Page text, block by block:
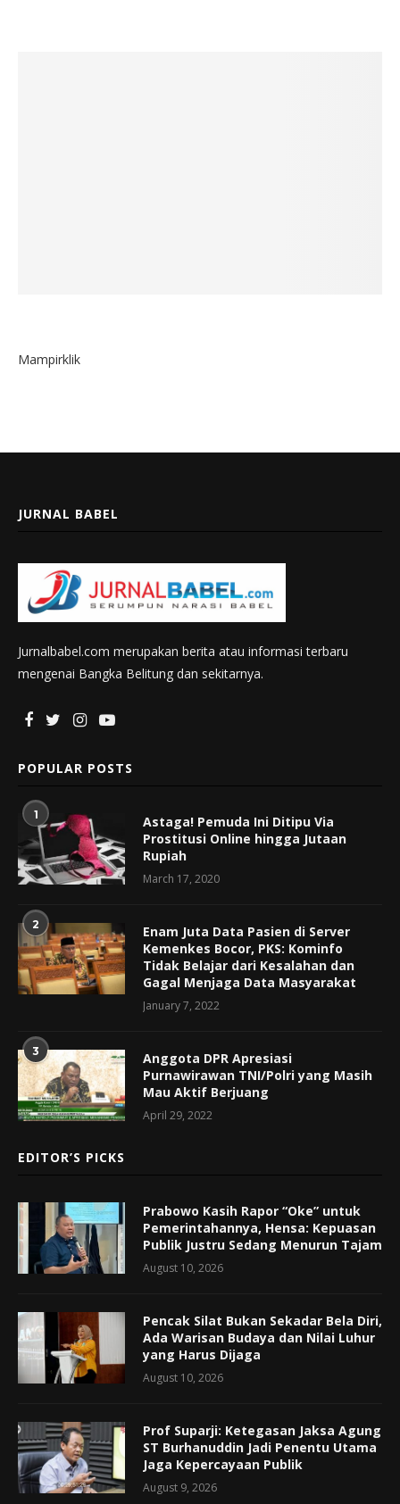
Mampirklik
JURNAL BABEL
Jurnalbabel.com merupakan berita atau informasi terbaru
mengenai Bangka Belitung dan sekitarnya.
POPULAR POSTS
1
Astaga! Pemuda Ini Ditipu Via
Prostitusi Online hingga Jutaan
Rupiah
March 17, 2020
2
Enam Juta Data Pasien di Server
Kemenkes Bocor, PKS: Kominfo
Tidak Belajar dari Kesalahan dan
Gagal Menjaga Data Masyarakat
January 7, 2022
3
Anggota DPR Apresiasi
Purnawirawan TNI/Polri yang Masih
Mau Aktif Berjuang
April 29, 2022
EDITOR’S PICKS
Prabowo Kasih Rapor “Oke” untuk
Pemerintahannya, Hensa: Kepuasan
Publik Justru Sedang Menurun Tajam
August 10, 2026
Pencak Silat Bukan Sekadar Bela Diri,
Ada Warisan Budaya dan Nilai Luhur
yang Harus Dijaga
August 10, 2026
Prof Suparji: Ketegasan Jaksa Agung
ST Burhanuddin Jadi Penentu Utama
Jaga Kepercayaan Publik
August 9, 2026